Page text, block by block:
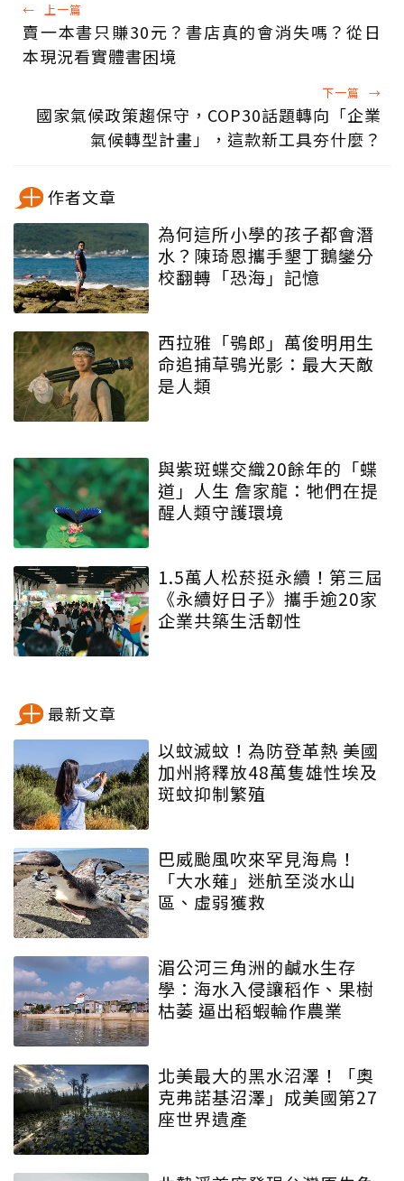
← 上一篇
賣一本書只賺30元？書店真的會消失嗎？從日
本現況看實體書困境
下一篇 →
國家氣候政策趨保守，COP30話題轉向「企業
氣候轉型計畫」，這款新工具夯什麼？
作者文章
為何這所小學的孩子都會潛
水？陳琦恩攜手墾丁鵝鑾分
校翻轉「恐海」記憶
西拉雅「鴞郎」萬俊明用生
命追捕草鴞光影：最大天敵
是人類
與紫斑蝶交織20餘年的「蝶
道」人生 詹家龍：牠們在提
醒人類守護環境
1.5萬人松菸挺永續！第三屆
《永續好日子》攜手逾20家
企業共築生活韌性
最新文章
以蚊滅蚊！為防登革熱 美國
加州將釋放48萬隻雄性埃及
斑蚊抑制繁殖
巴威颱風吹來罕見海鳥！
「大水薙」迷航至淡水山
區、虛弱獲救
湄公河三角洲的鹹水生存
學：海水入侵讓稻作、果樹
枯萎 逼出稻蝦輪作農業
北美最大的黑水沼澤！「奧
克弗諾基沼澤」成美國第27
座世界遺產